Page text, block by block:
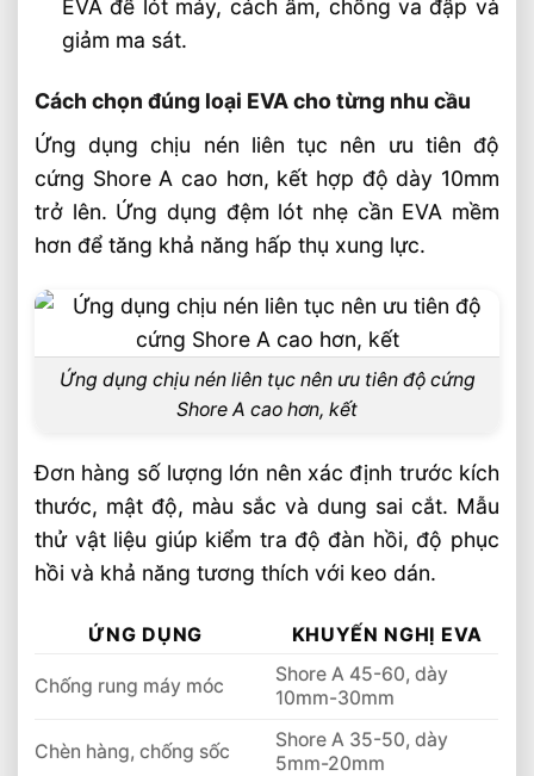
EVA để lót máy, cách âm, chống va đập và
giảm ma sát.
Cách chọn đúng loại EVA cho từng nhu cầu
Ứng dụng chịu nén liên tục nên ưu tiên độ
cứng Shore A cao hơn, kết hợp độ dày 10mm
trở lên. Ứng dụng đệm lót nhẹ cần EVA mềm
hơn để tăng khả năng hấp thụ xung lực.
Ứng dụng chịu nén liên tục nên ưu tiên độ cứng
Shore A cao hơn, kết
Đơn hàng số lượng lớn nên xác định trước kích
thước, mật độ, màu sắc và dung sai cắt. Mẫu
thử vật liệu giúp kiểm tra độ đàn hồi, độ phục
hồi và khả năng tương thích với keo dán.
ỨNG DỤNG KHUYẾN NGHỊ EVA
Chống rung máy móc
Shore A 45-60, dày
10mm-30mm
Chèn hàng, chống sốc
Shore A 35-50, dày
5mm-20mm